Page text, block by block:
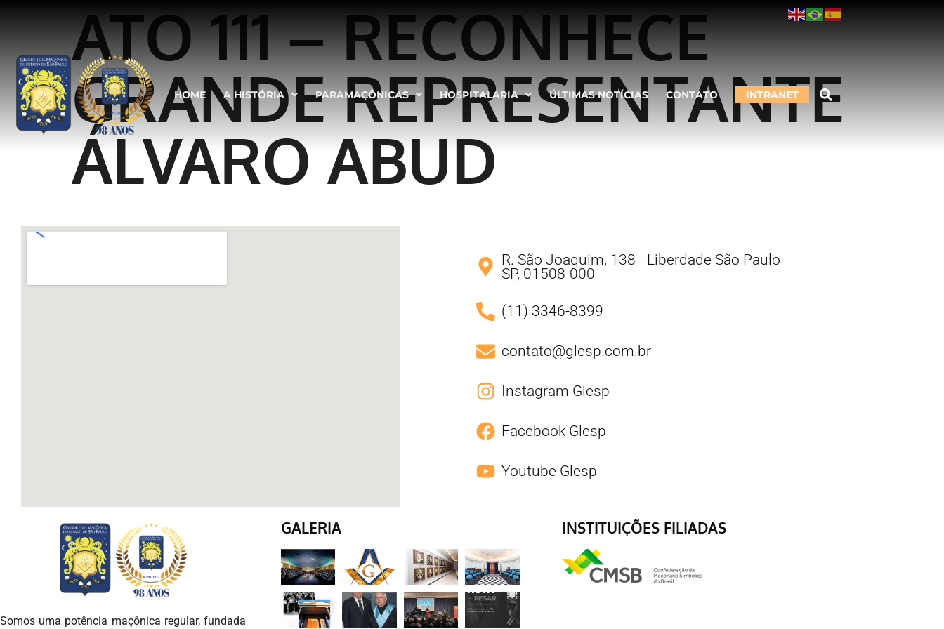
HOME A HISTÓRIA PARAMAÇÔNICAS HOSPITALARIA ÚLTIMAS NOTÍCIAS CONTATO INTRANET
ATO 111 – RECONHECE
GRANDE REPRESENTANTE
ÁLVARO ABUD
R. São Joaquim, 138 - Liberdade São Paulo -
SP, 01508-000
(11) 3346-8399
contato@glesp.com.br
Instagram Glesp
Facebook Glesp
Youtube Glesp
Somos uma potência maçônica regular, fundada
GALERIA INSTITUIÇÕES FILIADAS